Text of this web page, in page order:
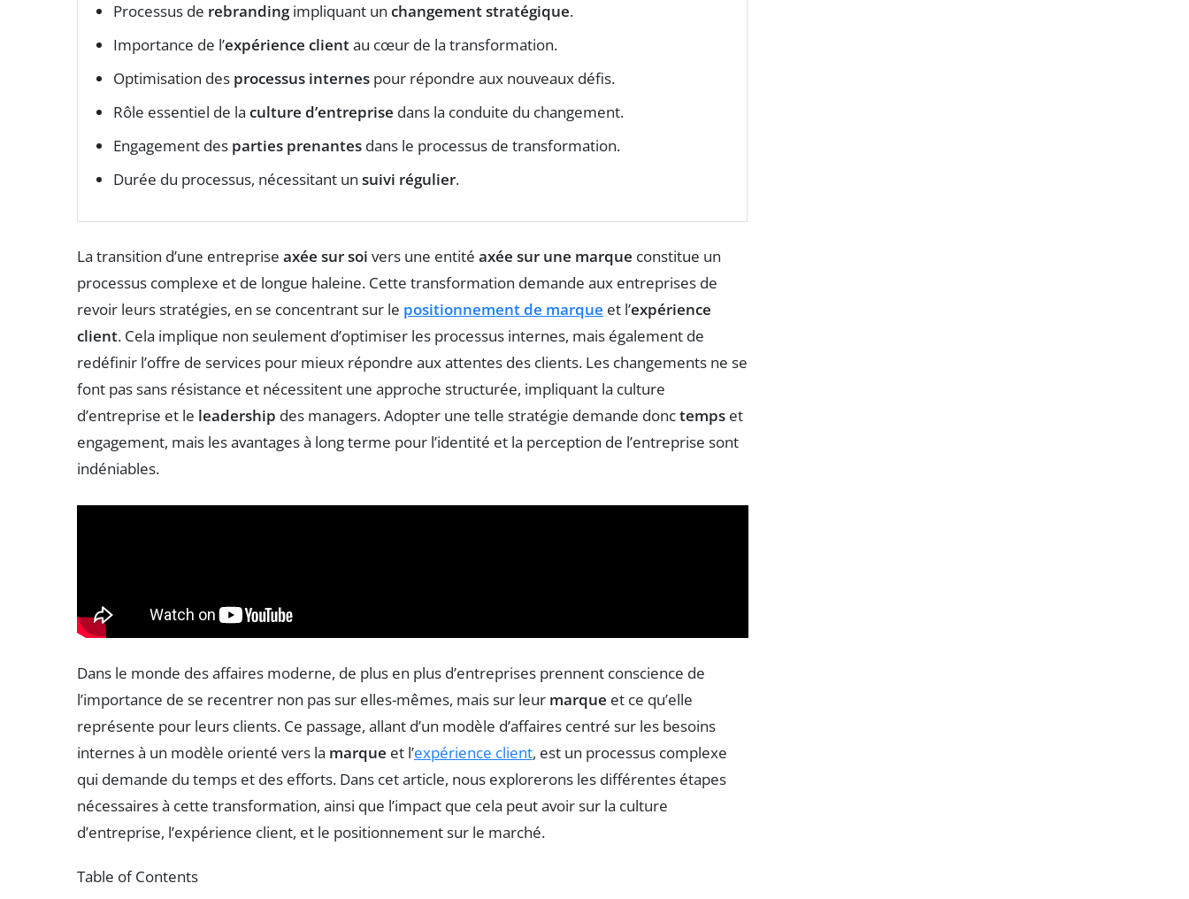
Processus de rebrandingimpliquant un changement stratégique.
Importance de l’expérience clientau cœur de la transformation.
Optimisation des processus internes pour répondre aux nouveaux défis.
Rôle essentiel de la culture d’entreprise dans la conduite du changement.
Engagement des parties prenantes dans le processus de transformation.
Durée du processus, nécessitant un suivi régulier.
La transition d’une entreprise axée sur soi vers une entité axée sur une marque constitue un
processus complexe et de longue haleine. Cette transformation demande aux entreprises de
revoir leurs stratégies, en se concentrant sur le positionnement de marque et l’expérience
client. Cela implique non seulement d’optimiser les processus internes, mais également de
redéfinir l’offre de services pour mieux répondre aux attentes des clients. Les changements ne se
font pas sans résistance et nécessitent une approche structurée, impliquant la culture
d’entreprise et le leadership des managers. Adopter une telle stratégie demande donctemps et
engagement, mais les avantages à long terme pour l’identité et la perception de l’entreprise sont
indéniables.
Dans le monde des affaires moderne, de plus en plus d’entreprises prennent conscience de
l’importance de se recentrer non pas sur elles-mêmes, mais sur leur marque et ce qu’elle
représente pour leurs clients. Ce passage, allant d’un modèle d’affaires centré sur les besoins
internes à un modèle orienté vers la marque et l’expérience client, est un processus complexe
qui demande du temps et des efforts. Dans cet article, nous explorerons les différentes étapes
nécessaires à cette transformation, ainsi que l’impact que cela peut avoir sur la culture
d’entreprise, l’expérience client, et le positionnement sur le marché.
Table of Contents